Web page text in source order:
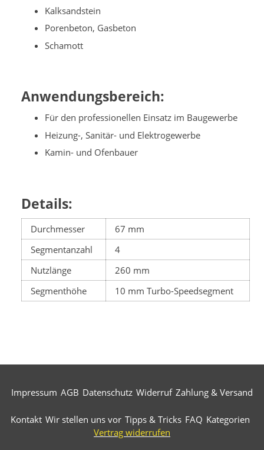
Kalksandstein
Porenbeton, Gasbeton
Schamott
Anwendungsbereich:
Für den professionellen Einsatz im Baugewerbe
Heizung-, Sanitär- und Elektrogewerbe
Kamin- und Ofenbauer
Details:
Durchmesser
67 mm
Segmentanzahl
4
Nutzlänge
260 mm
Segmenthöhe
10 mm Turbo-Speedsegment
Impressum AGB Datenschutz Widerruf Zahlung & Versand
Kontakt Wir stellen uns vor Tipps & Tricks FAQ Kategorien
Vertrag widerrufen